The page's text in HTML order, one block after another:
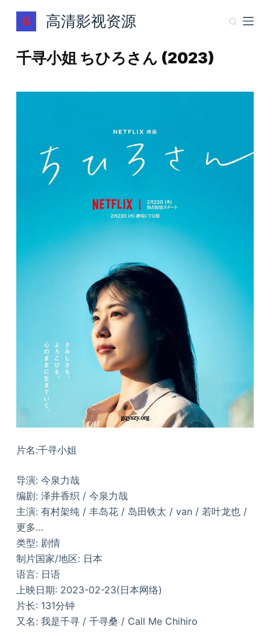
跳
过
容
高清影视资源
千寻小姐 ちひろさん (2023)
片名:千寻小姐
导演: 今泉力哉
编剧: 泽井香织 / 今泉力哉
主演: 有村架纯 / 丰岛花 / 岛田铁太 / van / 若叶龙也 /
更多…
类型: 剧情
制片国家/地区: 日本
语言: 日语
上映日期: 2023-02-23(日本网络)
片长: 131分钟
又名: 我是千寻 / 千寻桑 / Call Me Chihiro